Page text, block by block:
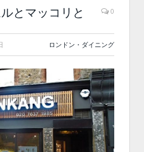
とマッコリと 0
ロンドン・ダイニング